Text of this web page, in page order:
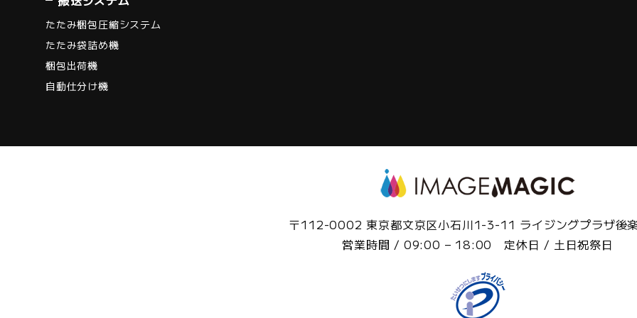
たたみ梱包圧縮システム
たたみ袋詰め機
梱包出荷機
自動仕分け機
〒112-0002 東京都文京区小石川1-3-11 ライジングプラザ後
営業時間 / 09:00 – 18:00 定休日 / 土日祝祭日